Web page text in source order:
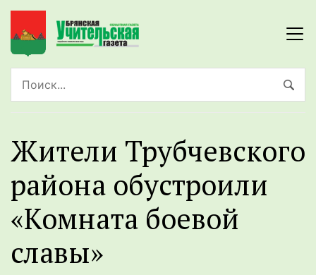
Жители Трубчевского
района обустроили
«Комната боевой
славы»